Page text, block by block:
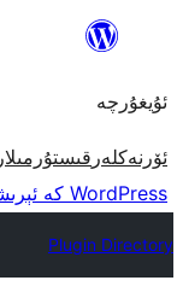
مەزمۇنغا
ئۇيغۇرچە
ئۆرنەكلەر قىستۇرمىلار
WordPress كە ئېرىشىش
Plugin Directory